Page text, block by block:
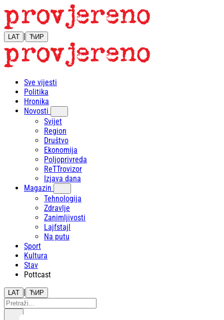
LAT | ЋИР
Sve vijesti
Politika
Hronika
Novosti
Svijet
Region
Društvo
Ekonomija
Poljoprivreda
ReTTrovizor
Izjava dana
Magazin
Tehnologija
Zdravlje
Zanimljivosti
Lajfstajl
Na putu
Sport
Kultura
Stav
Pottcast
LAT | ЋИР